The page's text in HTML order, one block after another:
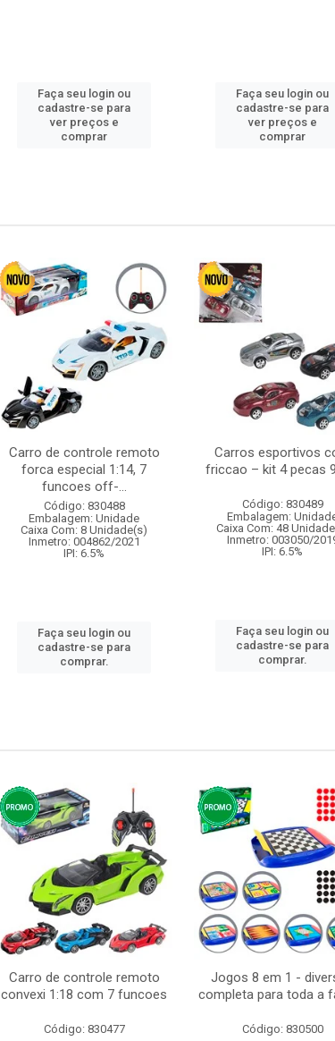
Faça seu login ou
cadastre-se para
ver preços e
comprar
Faça seu login ou
cadastre-se para
ver preços e
comprar
Carro de controle remoto
forca especial 1:14, 7
funcoes off-...
Código: 830488
Embalagem: Unidade
Caixa Com: 8 Unidade(s)
Inmetro: 004862/2021
IPI: 6.5%
Faça seu login ou
cadastre-se para
comprar.
Carros esportivos
friccao – kit 4 pecas
Código: 830489
Embalagem:
Caixa Com: 48
Inmetro: 003050/
IPI: 6.5%
Faça seu login ou
cadastre-se para
comprar.
Carro de controle remoto
convexi 1:18 com 7 funcoes
Código: 830477
Jogos 8 em 1 -
completa para toda a
Código: 830500